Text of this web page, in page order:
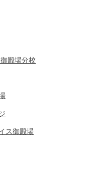
殿場分校
ス御殿場